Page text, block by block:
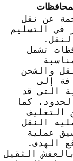
عن نقل
في التسليم
تشمل
والشحن
إلى
التي قد
كما
التغليف
النقل
عملية
الهدف.
الثقيل